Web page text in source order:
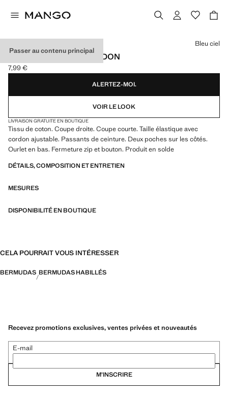
Passer au contenu principal
BERMUDA COTON CORDON
Prix actuel [7,99 € ]
7,99 €
Choisissez une couleur
Bleu ciel
ALERTEZ-MOI.
VOIR LE LOOK
LIVRAISON GRATUITE EN BOUTIQUE
Tissu de coton. Coupe droite. Coupe courte. Taille élastique avec
cordon ajustable. Passants de ceinture. Deux poches sur les côtés.
Ourlet en bas. Fermeture zip et bouton. Produit en solde
DÉTAILS, COMPOSITION ET ENTRETIEN
MESURES
DISPONIBILITÉ EN BOUTIQUE
CELA POURRAIT VOUS INTÉRESSER
BERMUDAS BERMUDAS HABILLÉS
Recevez promotions exclusives, ventes privées et nouveautés
E-mail
M’INSCRIRE